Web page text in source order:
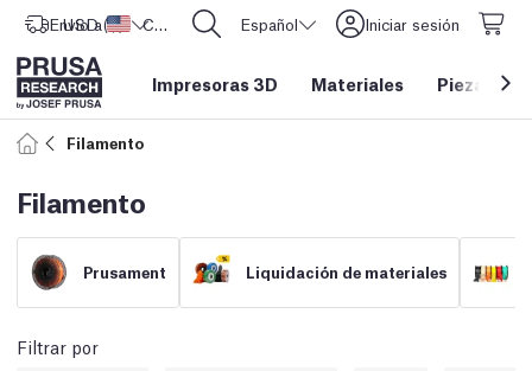
Envío a Estados Unidos
USD ($) CORE One L: ¡Ya disponible! Español Iniciar sesión
Impresoras 3D Materiales Piezas y
Filamento
Filamento
Prusament Liquidación de materiales
Filtrar por